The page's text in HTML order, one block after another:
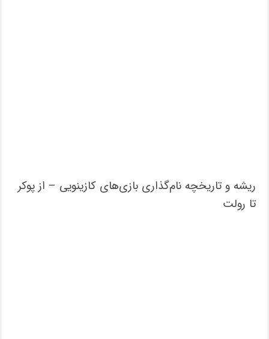
ریشه و تاریخچه نام‌گذاری بازی‌های کازینویی – از پوکر
تا رولت